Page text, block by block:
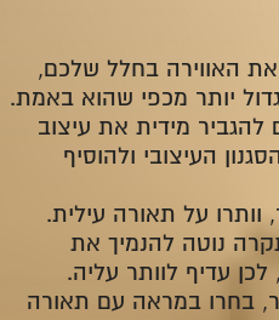
את האווירה בחלל שלכם,
יותר מכפי שהוא באמת.
להגביר מידית את עיצוב
העיצובי ולהוסיף
וותרו על תאורה עילית.
נוטה להנמיך את
עדיף לוותר עליה.
בחרו במראה עם תאורה